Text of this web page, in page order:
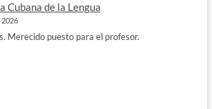
Cubana de la Lengua
Merecido puesto para el profesor.